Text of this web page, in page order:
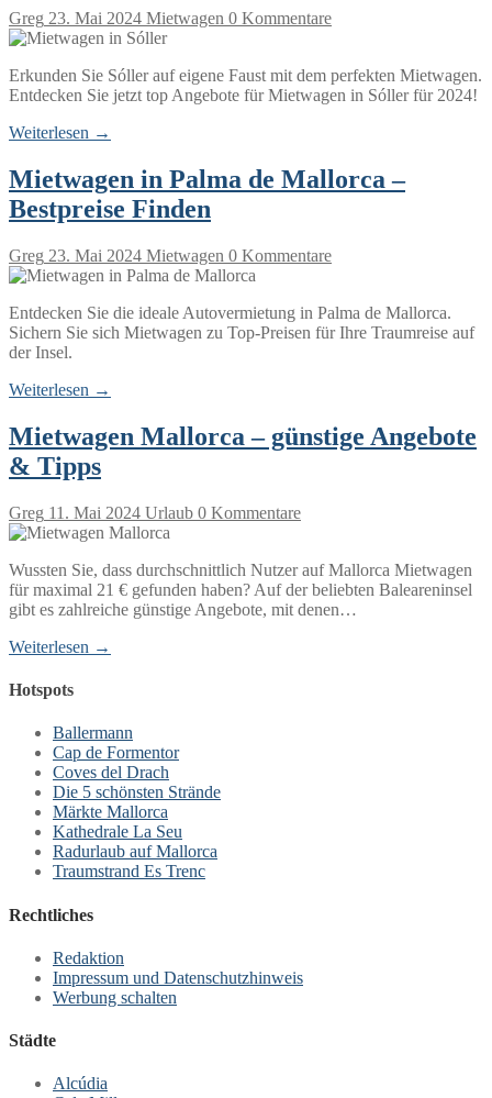
Greg 23. Mai 2024 Mietwagen 0 Kommentare
Erkunden Sie Sóller auf eigene Faust mit dem perfekten Mietwagen.
Entdecken Sie jetzt top Angebote für Mietwagen in Sóller für 2024!
Weiterlesen →
Mietwagen in Palma de Mallorca –
Bestpreise Finden
Greg 23. Mai 2024 Mietwagen 0 Kommentare
Entdecken Sie die ideale Autovermietung in Palma de Mallorca.
Sichern Sie sich Mietwagen zu Top-Preisen für Ihre Traumreise auf
der Insel.
Weiterlesen →
Mietwagen Mallorca – günstige Angebote
& Tipps
Greg 11. Mai 2024 Urlaub 0 Kommentare
Wussten Sie, dass durchschnittlich Nutzer auf Mallorca Mietwagen
für maximal 21 € gefunden haben? Auf der beliebten Baleareninsel
gibt es zahlreiche günstige Angebote, mit denen…
Weiterlesen →
Hotspots
Ballermann
Cap de Formentor
Coves del Drach
Die 5 schönsten Strände
Märkte Mallorca
Kathedrale La Seu
Radurlaub auf Mallorca
Traumstrand Es Trenc
Rechtliches
Redaktion
Impressum und Datenschutzhinweis
Werbung schalten
Städte
Alcúdia